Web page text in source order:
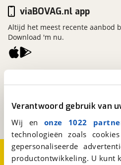
Verantwoord gebruik van
Wij en onze 1022
technologieën zoals
gepersonaliseerde
productontwikkeling. U kunt
Een initiatief van
viaBOVAG.nl app
Altijd het meest recente aanbod
Download 'm nu.
Over viaBOVAG.nlDisclaimer- en
CookievoorkeurenVacatures